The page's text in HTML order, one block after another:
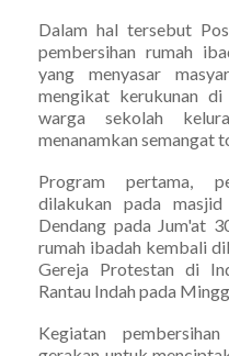
Dalam hal tersebut
pembersihan rumah
yang menyasar
mengikat kerukunan
warga sekolah
menanamkan semangat
Program pertama,
dilakukan pada
Dendang pada Jum'at
rumah ibadah kembali
Gereja Protestan di
Rantau Indah pada
Kegiatan